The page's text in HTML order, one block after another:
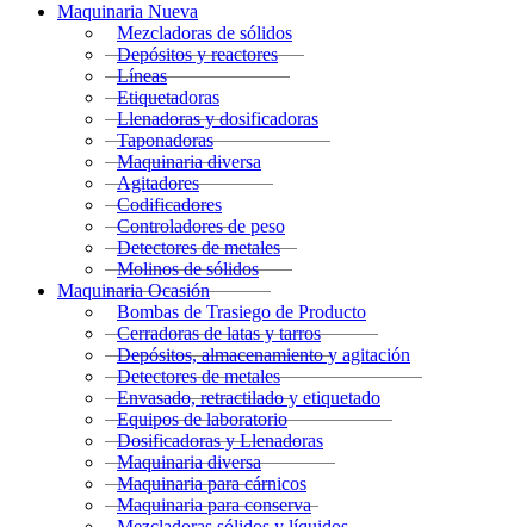
Maquinaria Nueva
Mezcladoras de sólidos
Depósitos y reactores
Líneas
Etiquetadoras
Llenadoras y dosificadoras
Taponadoras
Maquinaria diversa
Agitadores
Codificadores
Controladores de peso
Detectores de metales
Molinos de sólidos
Maquinaria Ocasión
Bombas de Trasiego de Producto
Cerradoras de latas y tarros
Depósitos, almacenamiento y agitación
Detectores de metales
Envasado, retractilado y etiquetado
Equipos de laboratorio
Dosificadoras y Llenadoras
Maquinaria diversa
Maquinaria para cárnicos
Maquinaria para conserva